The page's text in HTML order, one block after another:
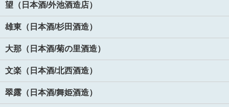
望（日本酒/外池酒造店）
雄東（日本酒/杉田酒造）
大那（日本酒/菊の里酒造）
文楽（日本酒/北西酒造）
翠露（日本酒/舞姫酒造）